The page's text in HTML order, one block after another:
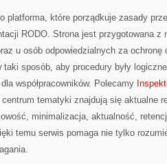
platforma, które porządkuje zasady
RODO. Strona jest przygotowana z
u osób odpowiedzialnych za ochronę
taki sposób, aby procedury były
współpracowników. Polecamy
tematyki znajdują się aktualne
minimalizacja, aktualność,
temu serwis pomaga nie tylko